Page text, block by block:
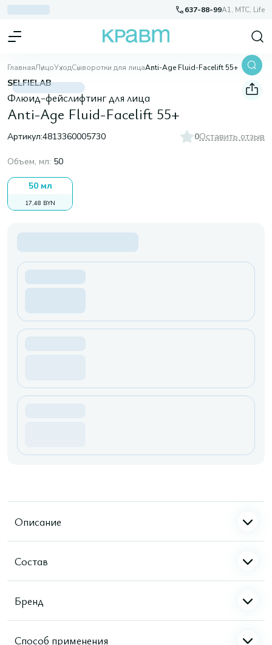
637-88-99A1, МТС, Life
ГлавнаяЛицоУходСыворотки для лицаAnti-Age Fluid-Facelift 55+
SELFIELAB
Флюид-фейслифтинг для лица
Anti-Age Fluid-Facelift 55+
Артикул:4813360005730 0Оставить отзыв
Объем, мл: 50
50 мл
17,48 BYN
Описание
Состав
Бренд
Способ применения